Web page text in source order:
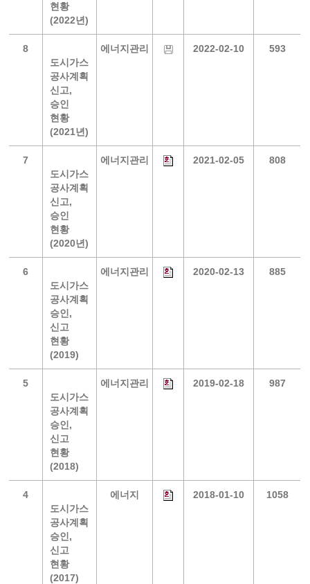
현황
(2022년)
8
도시가스
공사계획
신고,
승인
현황
(2021년)
에너지관리 2022-02-10 593
7
도시가스
공사계획
신고,
승인
현황
(2020년)
에너지관리 2021-02-05 808
6
도시가스
공사계획
승인,
신고
현황
(2019)
에너지관리 2020-02-13 885
5
도시가스
공사계획
승인,
신고
현황
(2018)
에너지관리 2019-02-18 987
4
도시가스
공사계획
승인,
신고
현황
(2017)
에너지 2018-01-10 1058